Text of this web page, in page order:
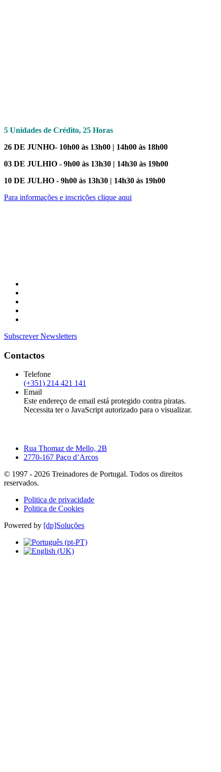
5 Unidades de Crédito, 25 Horas
26 DE JUNHO- 10h00 às 13h00 | 14h00 às 18h00
03 DE JULHIO - 9h00 às 13h30 | 14h30 às 19h00
10 DE JULHO - 9h00 às 13h30 | 14h30 às 19h00
Para informações e inscrições clique aqui
Subscrever Newsletters
Contactos
Telefone
(+351) 214 421 141
Email
Este endereço de email está protegido contra piratas.
Necessita ter o JavaScript autorizado para o visualizar.
Rua Thomaz de Mello, 2B
2770-167 Paço d’Arcos
© 1997 - 2026 Treinadores de Portugal. Todos os direitos
reservados.
Politica de privacidade
Politica de Cookies
Powered by [dp]Soluções